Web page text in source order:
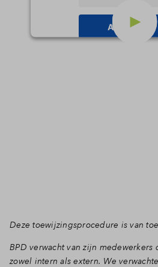
Accepteren
Deze toewijzingsprocedure is van
BPD verwacht van zijn
zowel intern als extern. We